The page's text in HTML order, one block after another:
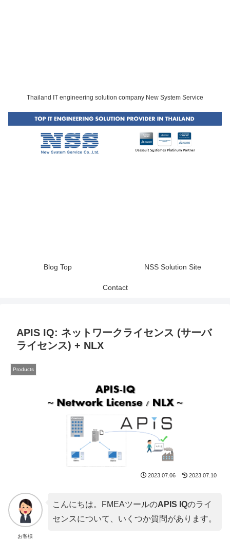
Thailand IT engineering solution company New System Service
Blog Top NSS Solution Site
Contact
APIS IQ: ネットワークライセンス (サーバ
ライセンス) + NLX
Products
2023.07.06 2023.07.10
お客様
こんにちは。FMEAツールのAPIS IQのライ
センスについて、いくつか質問があります。